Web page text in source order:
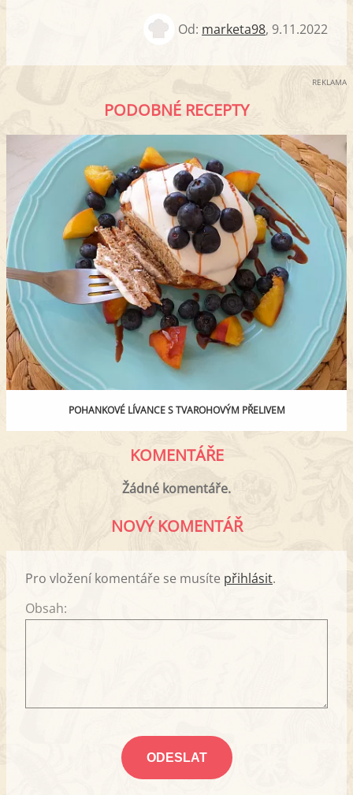
Od: marketa98, 9.11.2022
REKLAMA
PODOBNÉ RECEPTY
POHANKOVÉ LÍVANCE S TVAROHOVÝM PŘELIVEM
KOMENTÁŘE
Žádné komentáře.
NOVÝ KOMENTÁŘ
Pro vložení komentáře se musíte přihlásit.
Obsah: